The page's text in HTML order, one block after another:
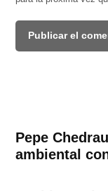
Pepe
ambiental